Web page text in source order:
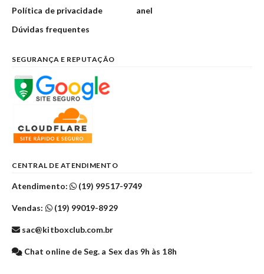
Política de privacidade
Dúvidas frequentes
anel
SEGURANÇA E REPUTAÇÃO
CENTRAL DE ATENDIMENTO
Atendimento: (19) 99517-9749
Vendas: (19) 99019-8929
sac@kitboxclub.com.br
Chat online de Seg. a Sex das 9h às 18h